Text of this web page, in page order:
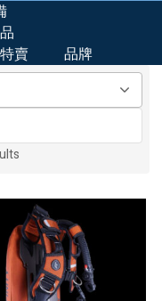
賣 品牌
latest